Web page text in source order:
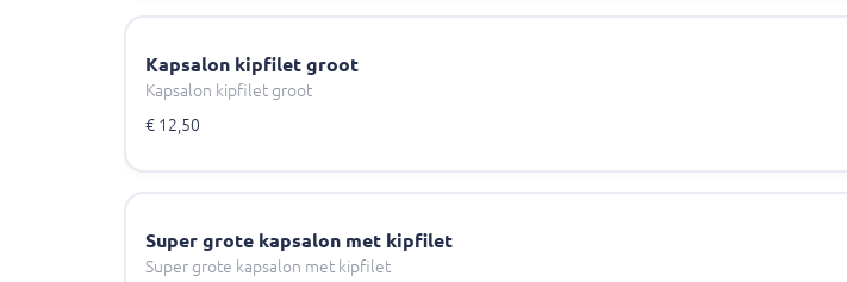
Kapsalon kipfilet groot
Kapsalon kipfilet groot
€ 12,50
Super grote kapsalon met kipfilet
Super grote kapsalon met kipfilet